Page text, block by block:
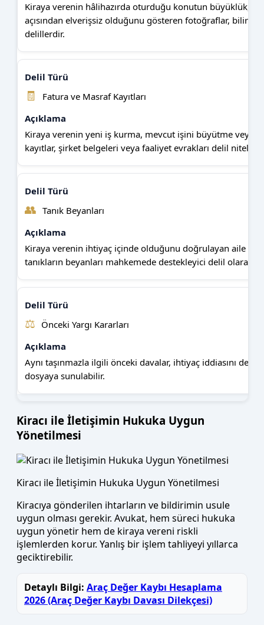
Kiraya verenin hâlihazırda oturduğu konutun büyüklük,
açısından elverişsiz olduğunu gösteren fotoğraflar,
delillerdir.
🧾 Fatura ve Masraf Kayıtları
Kiraya verenin yeni iş kurma, mevcut işini büyütme veya
kayıtlar, şirket belgeleri veya faaliyet evrakları delil niteliği
👥 Tanık Beyanları
Kiraya verenin ihtiyaç içinde olduğunu doğrulayan aile
tanıkların beyanları mahkemede destekleyici delil olarak
⚖️ Önceki Yargı Kararları
Aynı taşınmazla ilgili önceki davalar, ihtiyaç iddiasını
dosyaya sunulabilir.
Kiracı ile İletişimin Hukuka Uygun
Yönetilmesi
Kiracı ile İletişimin Hukuka Uygun Yönetilmesi
Kiracıya gönderilen ihtarların ve bildirimin usule
uygun olması gerekir. Avukat, hem süreci hukuka
uygun yönetir hem de kiraya vereni riskli
işlemlerden korur. Yanlış bir işlem tahliyeyi yıllarca
geciktirebilir.
Detaylı Bilgi: Araç Değer Kaybı Hesaplama
2026 (Araç Değer Kaybı Davası Dilekçesi)